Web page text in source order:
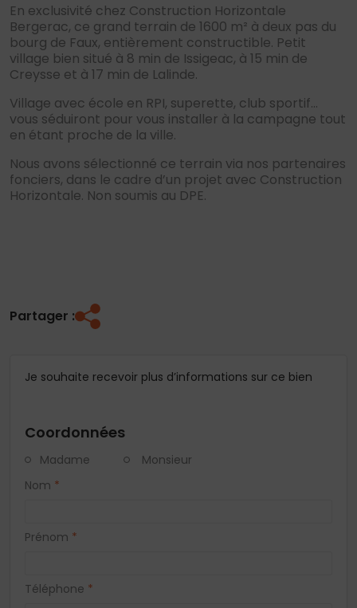
En exclusivité chez Construction Horizontale
Bergerac, ce grand terrain de 1600 m² à deux pas du
bourg de Faux, entièrement constructible. Petit
village bien situé à 8 min de Issigeac, à 15 min de
Creysse et à 17 min de Lalinde.
Village avec école en RPI, superette, club sportif…
vous séduiront pour vous installer à la campagne tout
en étant proche de la ville.
Nous avons sélectionné ce terrain via nos partenaires
fonciers, dans le cadre d’un projet avec Construction
Horizontale. Non soumis au DPE.
Partager :
Je souhaite recevoir plus d’informations sur ce bien
Coordonnées
Madame
Monsieur
Nom *
Prénom *
Téléphone *